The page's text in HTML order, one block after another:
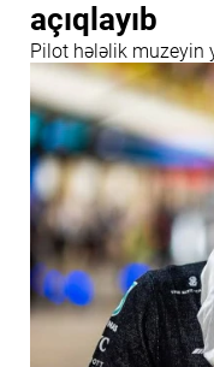
açıqlayıb
Pilot hələlik muzeyin